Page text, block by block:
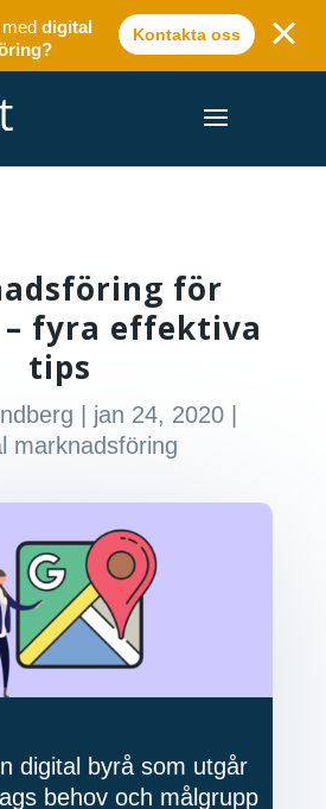
meddigital
Kontakta oss
för
fyra effektiva
tips
jan 24, 2020
marknadsföring
digital byrå som utgår
behov och målgrupp